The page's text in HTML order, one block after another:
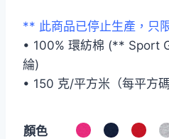
** 此商品已停止生產，只
• 100% 環紡棉 (** Sport
綸)
• 150 克/平方米（每平方
顏色